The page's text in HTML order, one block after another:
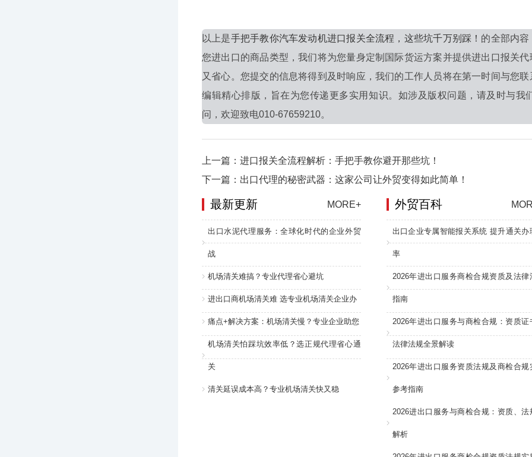
以上是手把手教你汽车发动机进口报关全流程，这些坑千万别踩！ 的全部内
您进出口的商品类型，我们将为您量身定制国际货运方案并提供进出口报关
又省心。您提交的信息将得到及时响应，我们的工作人员将在第一时间与您
编辑精心排版，旨在为您传递更多实用知识。如涉及版权问题，请及时与
问，欢迎致电010-67659210。
上一篇：进口报关全流程解析：手把手教你避开那些坑！
下一篇：出口代理的秘密武器：这家公司让外贸变得如此简单！
最新更新 MORE+
出口水泥代理服务：全球化时代的企业外贸
战
机场清关难搞？专业代理省心避坑
进出口商机场清关难 选专业机场清关企业办
痛点+解决方案：机场清关慢？专业企业助您
机场清关怕踩坑效率低？选正规代理省心通
关
清关延误成本高？专业机场清关快又稳
外贸百科
出口企业专属智能报关系统 提升通关办
率
2026年进出口服务商检合规资质及法律
指南
2026年进出口服务与商检合规：资质证
法律法规全景解读
2026年进出口服务资质法规及商检合规
参考指南
2026进出口服务与商检合规：资质、法
解析